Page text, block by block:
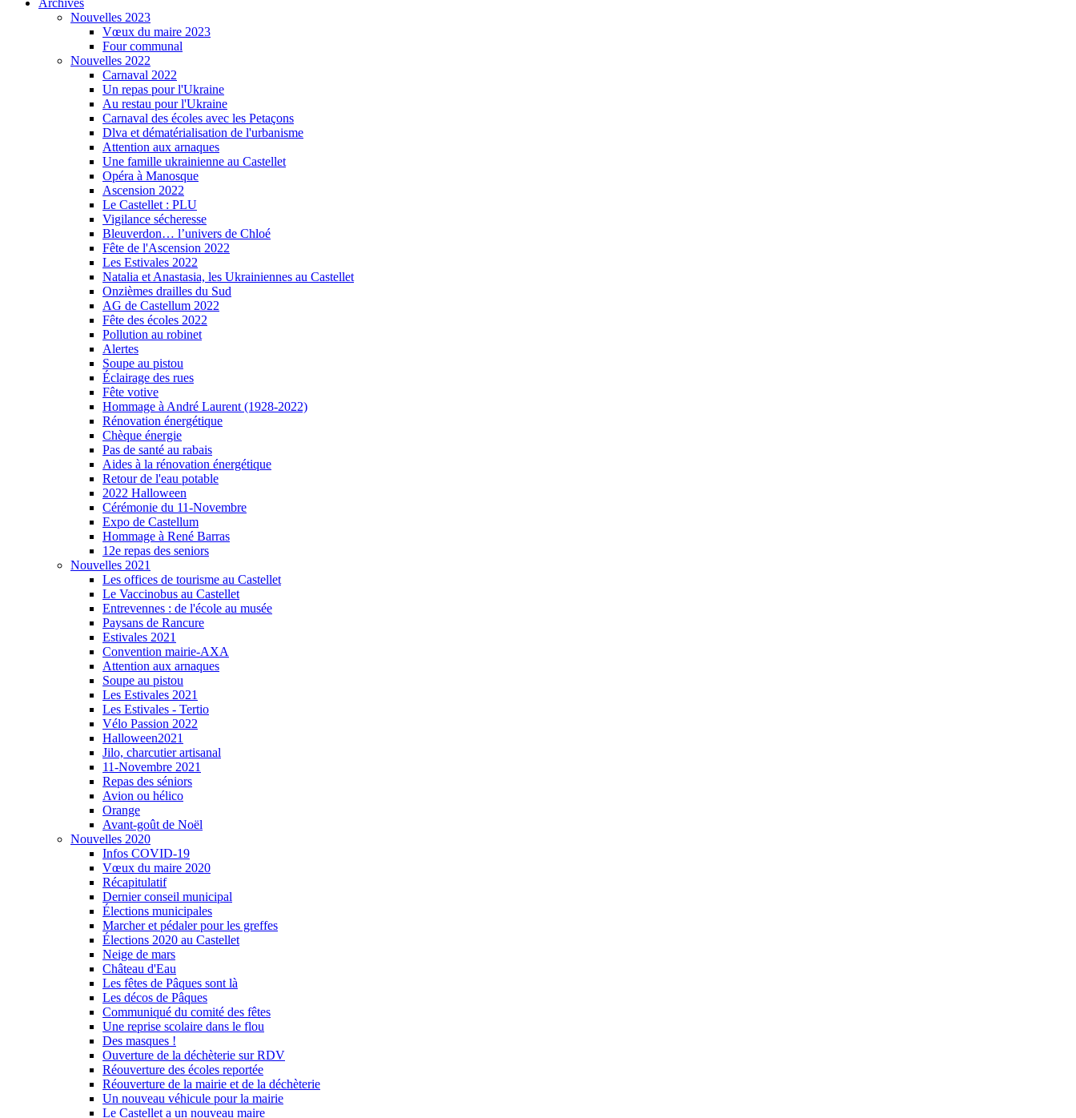
Archives
Nouvelles 2023
Vœux du maire 2023
Four communal
Nouvelles 2022
Carnaval 2022
Un repas pour l'Ukraine
Au restau pour l'Ukraine
Carnaval des écoles avec les Petaçons
Dlva et dématérialisation de l'urbanisme
Attention aux arnaques
Une famille ukrainienne au Castellet
Opéra à Manosque
Ascension 2022
Le Castellet : PLU
Vigilance sécheresse
Bleuverdon… l’univers de Chloé
Fête de l'Ascension 2022
Les Estivales 2022
Natalia et Anastasia, les Ukrainiennes au Castellet
Onzièmes drailles du Sud
AG de Castellum 2022
Fête des écoles 2022
Pollution au robinet
Alertes
Soupe au pistou
Éclairage des rues
Fête votive
Hommage à André Laurent (1928-2022)
Rénovation énergétique
Chèque énergie
Pas de santé au rabais
Aides à la rénovation énergétique
Retour de l'eau potable
2022 Halloween
Cérémonie du 11-Novembre
Expo de Castellum
Hommage à René Barras
12e repas des seniors
Nouvelles 2021
Les offices de tourisme au Castellet
Le Vaccinobus au Castellet
Entrevennes : de l'école au musée
Paysans de Rancure
Estivales 2021
Convention mairie-AXA
Attention aux arnaques
Soupe au pistou
Les Estivales 2021
Les Estivales - Tertio
Vélo Passion 2022
Halloween2021
Jilo, charcutier artisanal
11-Novembre 2021
Repas des séniors
Avion ou hélico
Orange
Avant-goût de Noël
Nouvelles 2020
Infos COVID-19
Vœux du maire 2020
Récapitulatif
Dernier conseil municipal
Élections municipales
Marcher et pédaler pour les greffes
Élections 2020 au Castellet
Neige de mars
Château d'Eau
Les fêtes de Pâques sont là
Les décos de Pâques
Communiqué du comité des fêtes
Une reprise scolaire dans le flou
Des masques !
Ouverture de la déchèterie sur RDV
Réouverture des écoles reportée
Réouverture de la mairie et de la déchèterie
Un nouveau véhicule pour la mairie
Le Castellet a un nouveau maire